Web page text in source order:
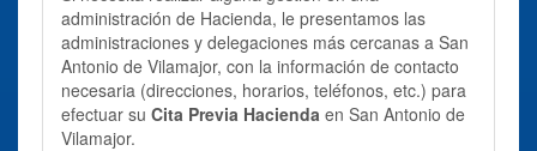
administración de Hacienda, le presentamos las
administraciones y delegaciones más cercanas a San
Antonio de Vilamajor, con la información de contacto
necesaria (direcciones, horarios, teléfonos, etc.) para
efectuar su Cita Previa Hacienda en San Antonio de
Vilamajor.